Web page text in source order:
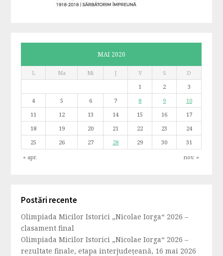
MAI 2020
L Ma Mi J V S D
« apr. nov. »
1 2
3
4
5 6 7 8 9
10
11
12 13 14 15 16
17
18
19 20 21 22 23
24
25
26 27 28 29 30 31
Postări recente
Olimpiada Micilor Istorici „Nicolae Iorga“ 2026 –
clasament final
Olimpiada Micilor Istorici „Nicolae Iorga“ 2026 –
rezultate finale, etapa interjudețeană, 16 mai 2026